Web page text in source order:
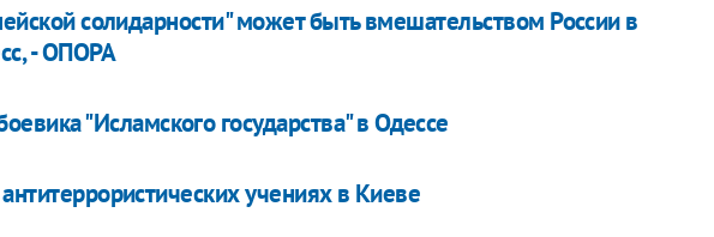
солидарности" может быть вмешательством России в
- ОПОРА
"Исламского государства" в Одессе
учениях в Киеве